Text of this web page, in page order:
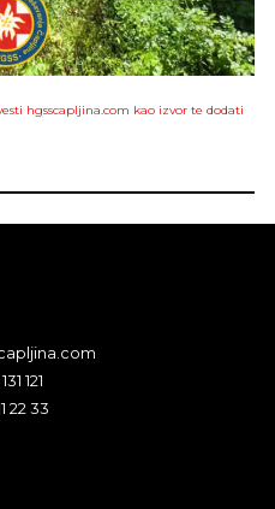
hgsscapljina.com kao izvor te dodati
121
22 33